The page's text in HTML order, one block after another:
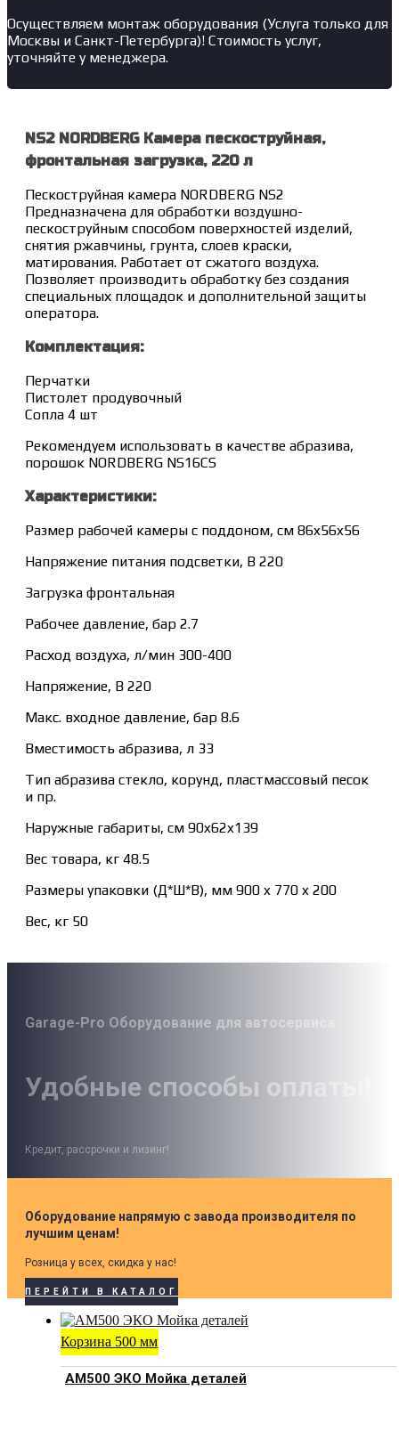
Осуществляем монтаж оборудования (Услуга только для
Москвы и Санкт-Петербурга)! Стоимость услуг,
уточняйте у менеджера.
NS2 NORDBERG Камера пескоструйная,
фронтальная загрузка, 220 л
Пескоструйная камера NORDBERG NS2
Предназначена для обработки воздушно-
пескоструйным способом поверхностей изделий,
снятия ржавчины, грунта, слоев краски,
матирования. Работает от сжатого воздуха.
Позволяет производить обработку без создания
специальных площадок и дополнительной защиты
оператора.
Комплектация:
Перчатки
Пистолет продувочный
Сопла 4 шт
Рекомендуем использовать в качестве абразива,
порошок NORDBERG NS16CS
Характеристики:
Размер рабочей камеры с поддоном, см 86x56x56
Напряжение питания подсветки, В 220
Загрузка фронтальная
Рабочее давление, бар 2.7
Расход воздуха, л/мин 300-400
Напряжение, В 220
Макс. входное давление, бар 8.6
Вместимость абразива, л 33
Тип абразива стекло, корунд, пластмассовый песок
и пр.
Наружные габариты, см 90x62x139
Вес товара, кг 48.5
Размеры упаковки (Д*Ш*В), мм 900 x 770 x 200
Вес, кг 50
Garage-Pro Оборудование для автосервиса
Удобные способы оплаты!
Кредит, рассрочки и лизинг!
Оборудование напрямую с завода производителя по
лучшим ценам!
Розница у всех, скидка у нас!
ПЕРЕЙТИ В КАТАЛОГ
Корзина 500 мм
АМ500 ЭКО Мойка деталей